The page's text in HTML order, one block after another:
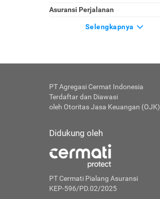
Asuransi Perjalanan
Selengkapnya
PT Agregasi Cermat Indonesia
Terdaftar dan Diawasi
oleh Otoritas Jasa Keuangan (OJK)
Didukung oleh
PT Cermati Pialang Asuransi
KEP-596/PD.02/2025